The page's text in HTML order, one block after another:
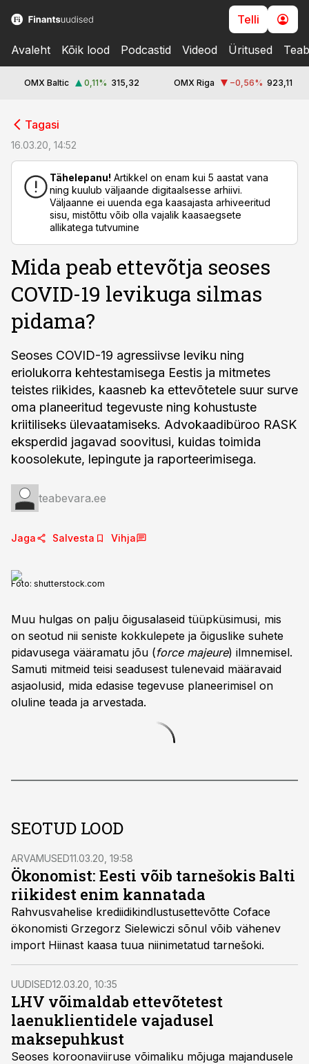
Telli
Avaleht Kõik lood Podcastid Videod Üritused
OMX Baltic 0,11% 315,32 OMX Riga −0,56% 923,11
Tagasi
16.03.20, 14:52
Tähelepanu! Artikkel on enam kui 5 aastat vana
ning kuulub väljaande digitaalsesse arhiivi.
Väljaanne ei uuenda ega kaasajasta arhiveeritud
sisu, mistõttu võib olla vajalik kaasaegsete
allikatega tutvumine
Mida peab ettevõtja seoses
COVID-19 levikuga silmas
pidama?
Seoses COVID-19 agressiivse leviku ning
eriolukorra kehtestamisega Eestis ja mitmetes
teistes riikides, kaasneb ka ettevõtetele suur surve
oma planeeritud tegevuste ning kohustuste
kriitiliseks ülevaatamiseks. Advokaadibüroo RASK
eksperdid jagavad soovitusi, kuidas toimida
koosolekute, lepingute ja raporteerimisega.
teabevara.ee
Jaga Salvesta Vihja
Foto: shutterstock.com
Muu hulgas on palju õigusalaseid tüüpküsimusi, mis
on seotud nii seniste kokkulepete ja õiguslike suhete
pidavusega vääramatu jõu (force majeure) ilmnemisel.
Samuti mitmeid teisi seadusest tulenevaid määravaid
asjaolusid, mida edasise tegevuse planeerimisel on
oluline teada ja arvestada.
SEOTUD LOOD
ARVAMUSED11.03.20, 19:58
Ökonomist: Eesti võib tarnešokis Balti
riikidest enim kannatada
Rahvusvahelise krediidikindlustusettevõtte Coface
ökonomisti Grzegorz Sielewiczi sõnul võib vähenev
import Hiinast kaasa tuua niinimetatud tarnešoki.
UUDISED12.03.20, 10:35
LHV võimaldab ettevõtetest
laenuklientidele vajadusel
maksepuhkust
Seoses koroonaviiruse võimaliku mõjuga majandusele